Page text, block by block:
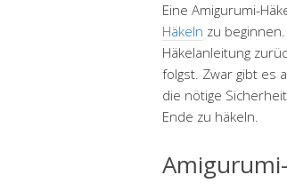
Eine Amigurumi-
Häkeln zu
Häkelanleitung
folgst. Zwar gibt es
die nötige
Ende zu häkeln.